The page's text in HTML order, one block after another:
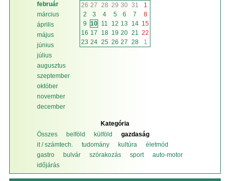
február
március
április
május
június
július
augusztus
szeptember
október
november
december
26 27 28 29 30 31
1
2
3 4 5 6 7
8
9 10 11 12 13 14 15
16 17 18 19 20 21
22
23 24 25 26 27 28 1
Kategória
Összes
belföld külföld
gazdaság
it / számtech.
tudomány kultúra
életmód
gastro
bulvár szórakozás sport
auto-motor
időjárás